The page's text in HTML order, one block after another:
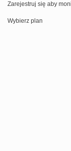
Zarejestruj się aby
Wybierz plan